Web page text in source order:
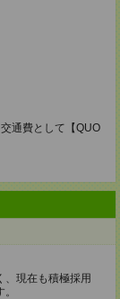
通費として【QUO
、現在も積極採用